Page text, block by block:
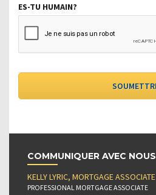
ES-TU HUMAIN?
COMMUNIQUER AVEC NOUS
KELLY LYRIC, MORTGAGE ASSOCIATE
PROFESSIONAL MORTGAGE ASSOCIATE